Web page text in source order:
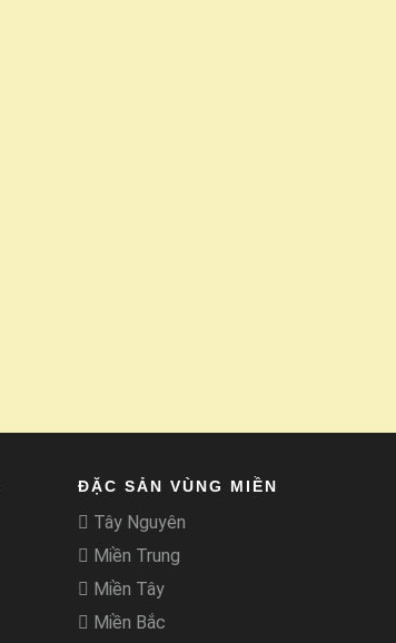
ĐẶC SẢN VÙNG MIỀN
Tây Nguyên
Miền Trung
Miền Tây
Miền Bắc